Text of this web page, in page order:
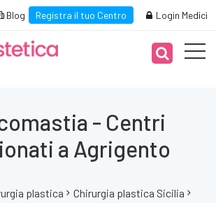
Blog Registra il tuo Centro Login Medici
- Centri
a Agrigento
plastica
Chirurgia plastica Sicilia